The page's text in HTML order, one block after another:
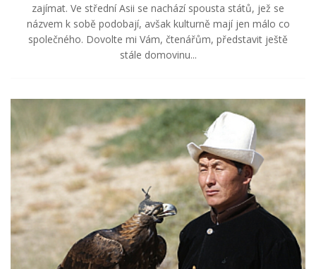
zajímat. Ve střední Asii se nachází spousta států, jež se
názvem k sobě podobají, avšak kulturně mají jen málo co
společného. Dovolte mi Vám, čtenářům, představit ještě
stále domovinu...